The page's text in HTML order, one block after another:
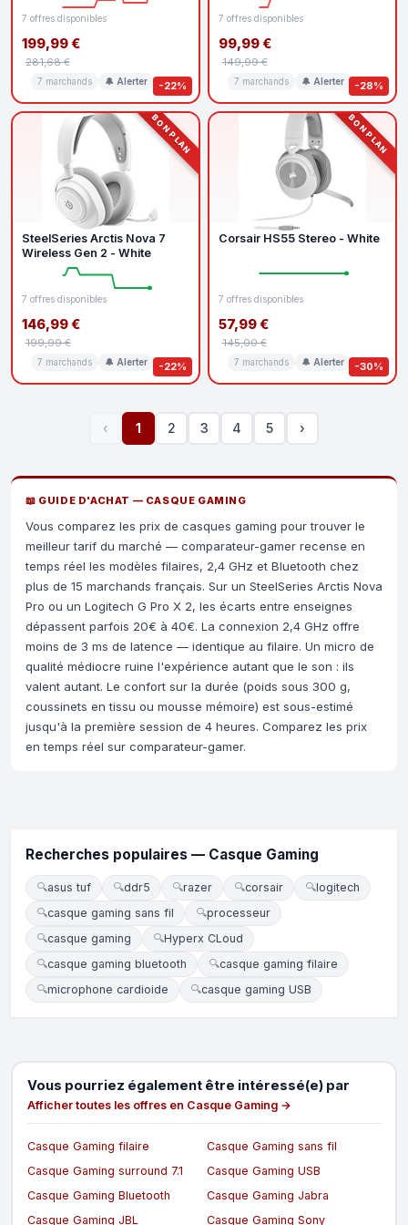
-22%
7 offres disponibles
199,99 €
281,68 €
7 marchands 🔔 Alerter -28%
7 offres disponibles
99,99 €
149,99 €
7 marchands 🔔 Alerter
BON PLAN
-22%
SteelSeries Arctis Nova 7
Wireless Gen 2 - White
7 offres disponibles
146,99 €
199,99 €
7 marchands 🔔 Alerter
BON PLAN
-30%
Corsair HS55 Stereo - White
7 offres disponibles
57,99 €
145,00 €
7 marchands 🔔 Alerter
‹ 1 2 3 4 5 ›
📖 GUIDE D'ACHAT — CASQUE GAMING
Vous comparez les prix de casques gaming pour trouver le
meilleur tarif du marché — comparateur-gamer recense en
temps réel les modèles filaires, 2,4 GHz et Bluetooth chez
plus de 15 marchands français. Sur un SteelSeries Arctis Nova
Pro ou un Logitech G Pro X 2, les écarts entre enseignes
dépassent parfois 20€ à 40€. La connexion 2,4 GHz offre
moins de 3 ms de latence — identique au filaire. Un micro de
qualité médiocre ruine l'expérience autant que le son : ils
valent autant. Le confort sur la durée (poids sous 300 g,
coussinets en tissu ou mousse mémoire) est sous-estimé
jusqu'à la première session de 4 heures. Comparez les prix
en temps réel sur comparateur-gamer.
Recherches populaires — Casque Gaming
🔍asus tuf 🔍ddr5 🔍razer 🔍corsair 🔍logitech
🔍casque gaming sans fil 🔍processeur
🔍casque gaming 🔍Hyperx CLoud
🔍casque gaming bluetooth 🔍casque gaming filaire
🔍microphone cardioide 🔍casque gaming USB
Vous pourriez également être intéressé(e) par
Afficher toutes les offres en Casque Gaming →
Casque Gaming filaire
Casque Gaming sans fil
Casque Gaming surround 7.1
Casque Gaming USB
Casque Gaming Bluetooth
Casque Gaming Jabra
Casque Gaming JBL
Casque Gaming Sony